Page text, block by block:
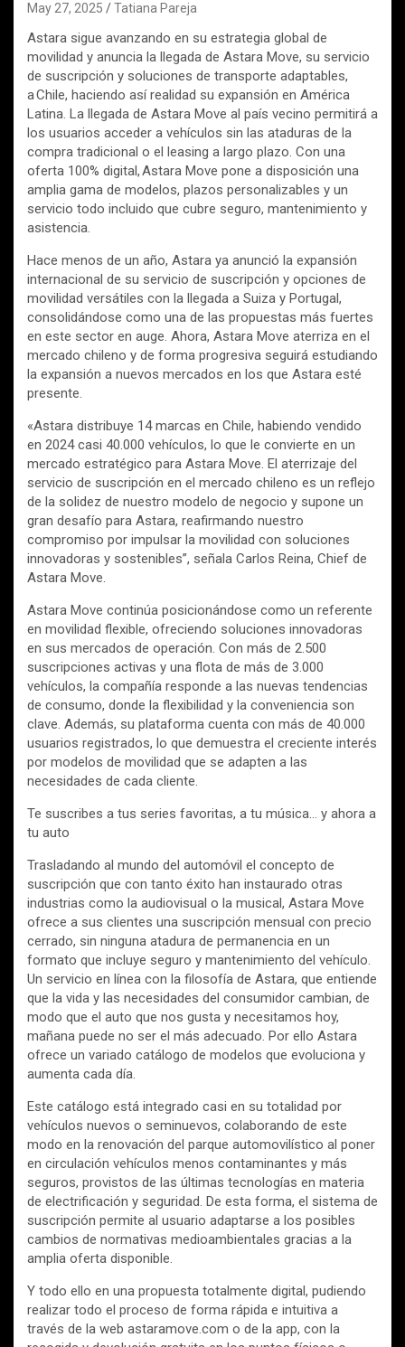
May 27, 2025 Tatiana Pareja
Astara sigue avanzando en su estrategia global de
movilidad y anuncia la llegada de Astara Move, su servicio
de suscripción y soluciones de transporte adaptables,
a Chile, haciendo así realidad su expansión en América
Latina. La llegada de Astara Move al país vecino permitirá a
los usuarios acceder a vehículos sin las ataduras de la
compra tradicional o el leasing a largo plazo. Con una
oferta 100% digital, Astara Move pone a disposición una
amplia gama de modelos, plazos personalizables y un
servicio todo incluido que cubre seguro, mantenimiento y
asistencia.
Hace menos de un año, Astara ya anunció la expansión
internacional de su servicio de suscripción y opciones de
movilidad versátiles con la llegada a Suiza y Portugal,
consolidándose como una de las propuestas más fuertes
en este sector en auge. Ahora, Astara Move aterriza en el
mercado chileno y de forma progresiva seguirá estudiando
la expansión a nuevos mercados en los que Astara esté
presente.
«Astara distribuye 14 marcas en Chile, habiendo vendido
en 2024 casi 40.000 vehículos, lo que le convierte en un
mercado estratégico para Astara Move. El aterrizaje del
servicio de suscripción en el mercado chileno es un reflejo
de la solidez de nuestro modelo de negocio y supone un
gran desafío para Astara, reafirmando nuestro
compromiso por impulsar la movilidad con soluciones
innovadoras y sostenibles”, señala Carlos Reina, Chief de
Astara Move.
Astara Move continúa posicionándose como un referente
en movilidad flexible, ofreciendo soluciones innovadoras
en sus mercados de operación. Con más de 2.500
suscripciones activas y una flota de más de 3.000
vehículos, la compañía responde a las nuevas tendencias
de consumo, donde la flexibilidad y la conveniencia son
clave. Además, su plataforma cuenta con más de 40.000
usuarios registrados, lo que demuestra el creciente interés
por modelos de movilidad que se adapten a las
necesidades de cada cliente.
Te suscribes a tus series favoritas, a tu música… y ahora a
tu auto
Trasladando al mundo del automóvil el concepto de
suscripción que con tanto éxito han instaurado otras
industrias como la audiovisual o la musical, Astara Move
ofrece a sus clientes una suscripción mensual con precio
cerrado, sin ninguna atadura de permanencia en un
formato que incluye seguro y mantenimiento del vehículo.
Un servicio en línea con la filosofía de Astara, que entiende
que la vida y las necesidades del consumidor cambian, de
modo que el auto que nos gusta y necesitamos hoy,
mañana puede no ser el más adecuado. Por ello Astara
ofrece un variado catálogo de modelos que evoluciona y
aumenta cada día.
Este catálogo está integrado casi en su totalidad por
vehículos nuevos o seminuevos, colaborando de este
modo en la renovación del parque automovilístico al poner
en circulación vehículos menos contaminantes y más
seguros, provistos de las últimas tecnologías en materia
de electrificación y seguridad. De esta forma, el sistema de
suscripción permite al usuario adaptarse a los posibles
cambios de normativas medioambientales gracias a la
amplia oferta disponible.
Y todo ello en una propuesta totalmente digital, pudiendo
realizar todo el proceso de forma rápida e intuitiva a
través de la web astaramove.com o de la app, con la